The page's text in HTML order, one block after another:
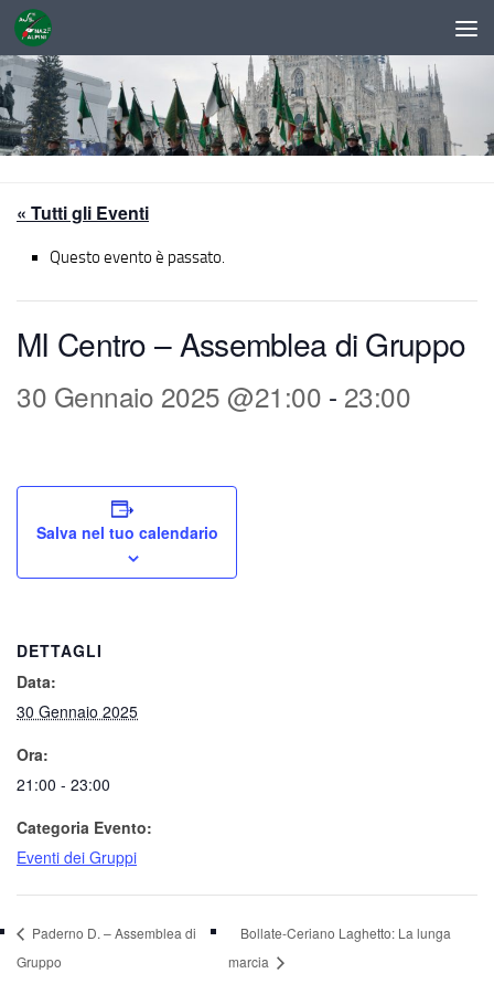
Sotto il contenuto
« Tutti gli Eventi
Questo evento è passato.
MI Centro – Assemblea di Gruppo
30 Gennaio 2025 @21:00 - 23:00
Salva nel tuo calendario
DETTAGLI
Data:
30 Gennaio 2025
Ora:
21:00 - 23:00
Categoria Evento:
Eventi dei Gruppi
Paderno D. – Assemblea di
Gruppo
Bollate-Ceriano Laghetto: La lunga
marcia